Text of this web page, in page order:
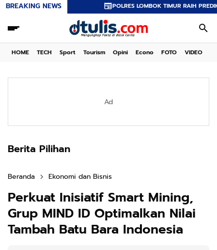
BREAKING NEWS POLRES LOMBOK TIMUR RAIH PREDIKAT A
HOME TECH Sport Tourism Opini Econo FOTO VIDEO
Ad
Berita Pilihan
Beranda Ekonomi dan Bisnis
Perkuat Inisiatif Smart Mining,
Grup MIND ID Optimalkan Nilai
Tambah Batu Bara Indonesia